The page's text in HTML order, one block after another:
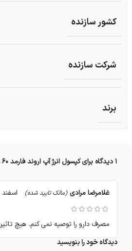
کشور سازنده
شرکت سازنده
برند
1 دیدگاه برای کپسول انرژ آپ اروند فارمد 60 عدد
غلامرضا مرادی (مالک تایید شده) اسفند 30, 1403
مصرف دارو را توصیه نمی کنم. هیچ
دیدگاه خود را بنویسید